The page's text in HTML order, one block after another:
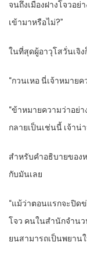
จนถึงเมืองฝางโจวอ
เข้ามาหรือไม่?”
ในที่สุดผู้อาวุโสวั่นเจิ
“กวนเหอ นี่เจ้าหมายค
“ข้าหมายความว่าอย่
กลายเป็นเช่นนี้ เจ้าน่
สำหรับคำอธิบายของ
กับมันเลย
“แม้ว่าตอนแรกจะปิดข่
โจว คนในสำนักจำนว
ยนสามารถเป็นพยาน